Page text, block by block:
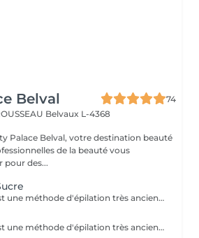
Belval
74
Belvaux L-4368
Palace Belval, votre destination beauté
de la beauté vous
pour des...
L'épilation au sucre est une méthode d'épilation très ancienne utilisée depuis 1900 av. JC. Composée d'eau, de jus de citron, de miel et de sucre. 100% naturelle elle à des propriétés exfoliantes. Idéale pour les poils courts, durs ou incarnés. La peau est plus douce et soyeuse.
L'épilation au sucre est une méthode d'épilation très ancienne utilisée depuis 1900 av. JC. Composée d'eau, de jus de citron, de miel et de sucre. 100% naturelle elle à des propriétés exfoliantes. Idéale pour les poils courts, durs ou incarnés. La peau est plus douce et soyeuse.